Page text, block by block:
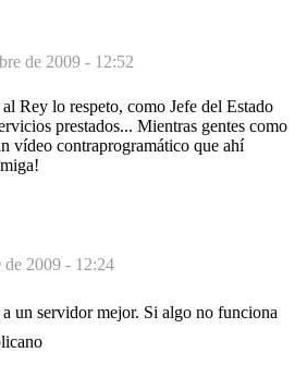
de 2009 - 12:52
Rey lo respeto, como Jefe del Estado
prestados... Mientras gentes como
vídeo contraprogramático que ahí
de 2009 - 12:24
a un servidor mejor. Si algo no funciona